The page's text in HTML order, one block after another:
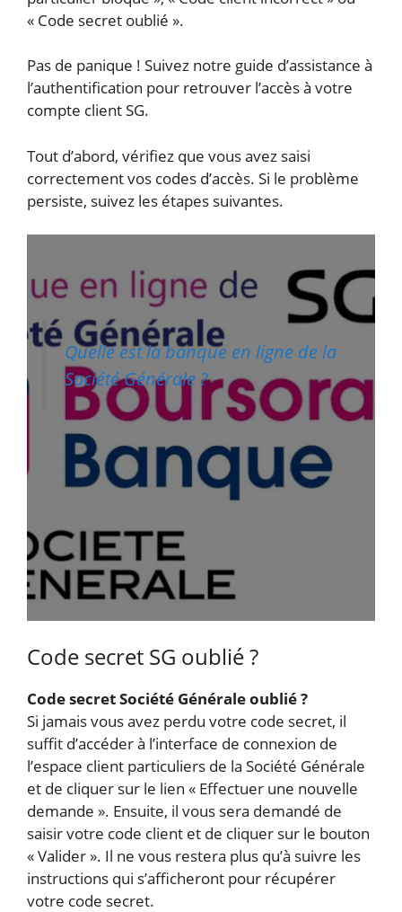
« Code secret oublié ».
Pas de panique ! Suivez notre guide d’assistance à
l’authentification pour retrouver l’accès à votre
compte client SG.
Tout d’abord, vérifiez que vous avez saisi
correctement vos codes d’accès. Si le problème
persiste, suivez les étapes suivantes.
Quelle est la banque en ligne de la
Société Générale ?
Code secret SG oublié ?
Code secret Société Générale oublié ?
Si jamais vous avez perdu votre code secret, il
suffit d’accéder à l’interface de connexion de
l’espace client particuliers de la Société Générale
et de cliquer sur le lien « Effectuer une nouvelle
demande ». Ensuite, il vous sera demandé de
saisir votre code client et de cliquer sur le bouton
« Valider ». Il ne vous restera plus qu’à suivre les
instructions qui s’afficheront pour récupérer
votre code secret.